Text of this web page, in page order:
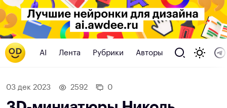
AI Лента Рубрики Авторы
03 дек 2023 2592 0